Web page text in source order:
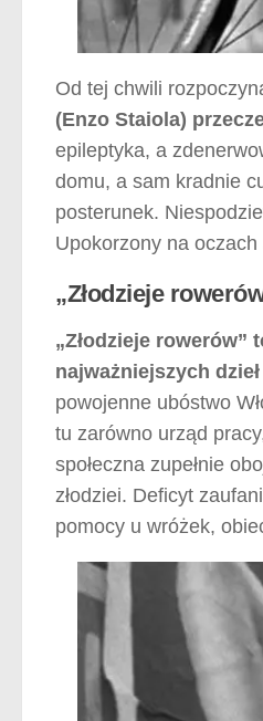
Od tej chwili
(Enzo Staiola)
epileptyka, a
domu, a sam kradnie
posterunek.
Upokorzony na
„Złodzieje
„Złodzieje rowerów”
najważniejszych
powojenne ubóstwo
tu zarówno urząd
społeczna zupełnie
złodziei. Deficyt
pomocy u wróżek,